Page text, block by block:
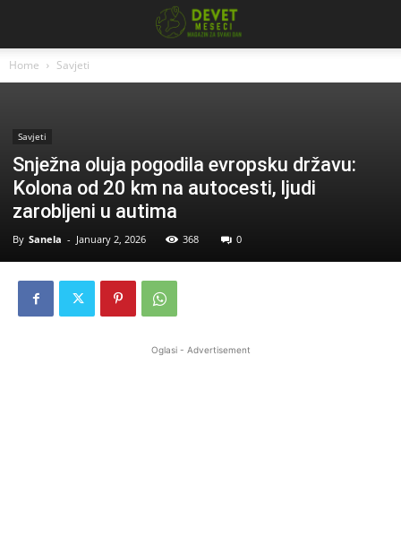
Home Savjeti
Savjeti
Snježna oluja pogodila evropsku državu:
Kolona od 20 km na autocesti, ljudi
zarobljeni u autima
By Sanela - January 2, 2026 368 0
Oglasi - Advertisement